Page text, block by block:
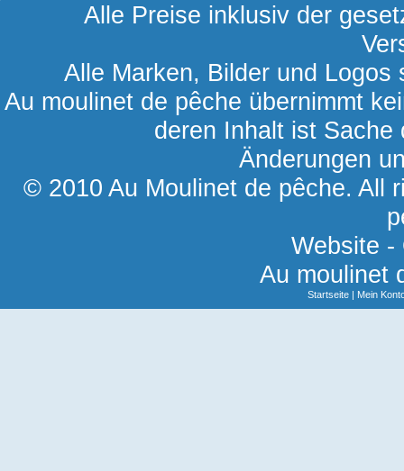
Alle Preise inklusiv der
Alle Marken, Bilder und
Au moulinet de pêche übernimmt
deren Inhalt ist Sache
Änderungen
© 2010 Au Moulinet de pêche. All
Website -
Au moulinet
Startseite| Mein